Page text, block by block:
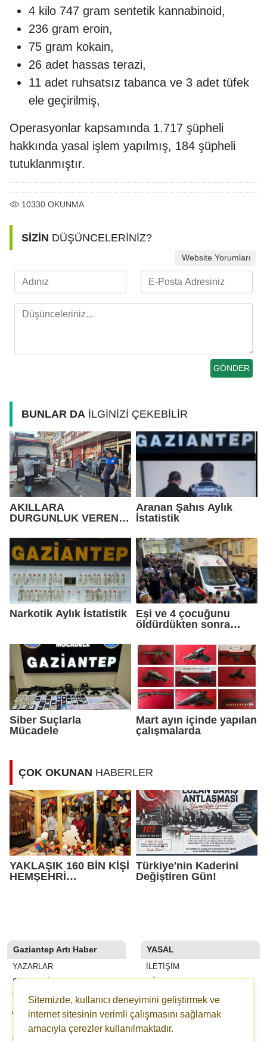
4 kilo 747 gram sentetik kannabinoid,
236 gram eroin,
75 gram kokain,
26 adet hassas terazi,
11 adet ruhsatsız tabanca ve 3 adet tüfek
ele geçirilmiş,
Operasyonlar kapsamında 1.717 şüpheli
hakkında yasal işlem yapılmış, 184 şüpheli
tutuklanmıştır.
10330 OKUNMA
SİZİN DÜŞÜNCELERİNİZ?
Website Yorumları
BUNLAR DA İLGİNİZİ ÇEKEBİLİR
AKILLARA
DURGUNLUK VEREN
Aranan Şahıs Aylık
İstatistik
Narkotik Aylık İstatistik
Eşi ve 4 çocuğunu
öldürdükten sonra
Siber Suçlarla
Mücadele
Mart ayın içinde yapılan
çalışmalarda
ÇOK OKUNAN HABERLER
YAKLAŞIK 160 BİN KİŞİ
HEMŞEHRİ
Türkiye'nin Kaderini
Değiştiren Gün!
Gaziantep Artı Haber
YAZARLAR
SON DAKİKA
VİDEOLAR
ANKETLER
FİRMA REHBERİ
YASAL
İLETIŞIM
KÜNYE
YAYIN İLKELERI
KURALLAR
GIZLILIK
Sitemizde, kullanıcı deneyimini geliştirmek ve
internet sitesinin verimli çalışmasını sağlamak
amacıyla çerezler kullanılmaktadır.